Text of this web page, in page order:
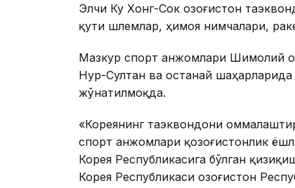
Элчи Ку Хонг-Сок Қозоғистон
қути шлемлар, ҳимоя нимчалари,
Мазкур спорт анжомлари Шимолий
Нур-Султан ва Қостанай
жўнатилмоқда.
«Кореянинг таэквондони
спорт анжомлари қозоғистонлик
Корея Республикасига бўлган
Корея Республикаси Қозоғистон